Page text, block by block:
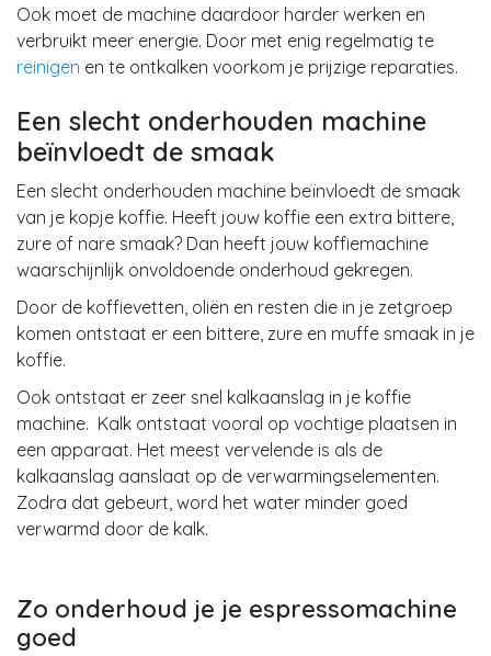
Ook moet de machine daardoor harder werken en
verbruikt meer energie. Door met enig regelmatig te
reinigen en te ontkalken voorkom je prijzige reparaties.
Een slecht onderhouden machine
beïnvloedt de smaak
Een slecht onderhouden machine beïnvloedt de smaak
van je kopje koffie. Heeft jouw koffie een extra bittere,
zure of nare smaak? Dan heeft jouw koffiemachine
waarschijnlijk onvoldoende onderhoud gekregen.
Door de koffievetten, oliën en resten die in je zetgroep
komen ontstaat er een bittere, zure en muffe smaak in je
koffie.
Ook ontstaat er zeer snel kalkaanslag in je koffie
machine. Kalk ontstaat vooral op vochtige plaatsen in
een apparaat. Het meest vervelende is als de
kalkaanslag aanslaat op de verwarmingselementen.
Zodra dat gebeurt, word het water minder goed
verwarmd door de kalk.
Zo onderhoud je je espressomachine
goed